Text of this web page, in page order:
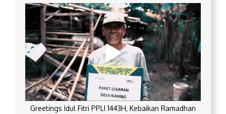
Greetings Idul Fitri PPLI 1443H, Kebaikan Ramadhan